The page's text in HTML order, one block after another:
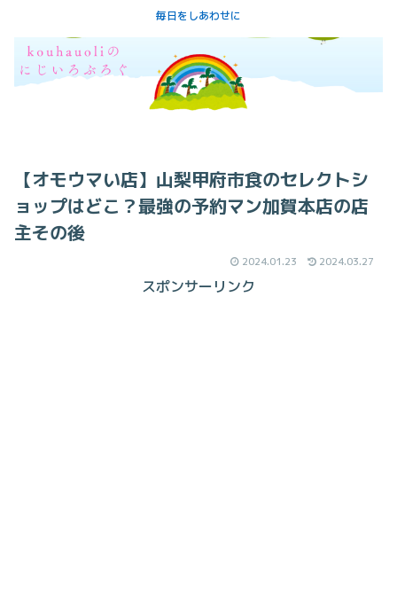
毎日をしあわせに
【オモウマい店】山梨甲府市食のセレクトシ
ョップはどこ？最強の予約マン加賀本店の店
主その後
2024.01.23 2024.03.27
スポンサーリンク